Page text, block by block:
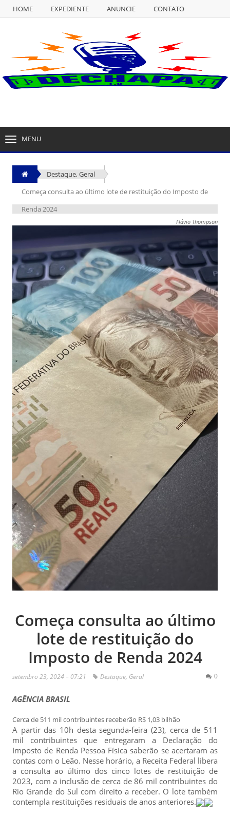
HOME EXPEDIENTE ANUNCIE
CONTATO
EXPEDIENTE ANUNCIE
MENU
Destaque,Geral
Começa consulta ao último lote de restituição do Imposto de
Renda 2024
Flávio Thompson
Começa consulta ao último
lote de restituição do
Imposto de Renda 2024
setembro 23, 2024 – 07:21 Destaque, Geral 0
AGÊNCIA BRASIL
Cerca de 511 mil contribuintes receberão R$ 1,03 bilhão
A partir das 10h desta segunda-feira (23), cerca de 511
mil contribuintes que entregaram a Declaração do
Imposto de Renda Pessoa Física saberão se acertaram as
contas com o Leão. Nesse horário, a Receita Federal libera
a consulta ao último dos cinco lotes de restituição de
2023, com a inclusão de cerca de 86 mil contribuintes do
Rio Grande do Sul com direito a receber. O lote também
contempla restituições residuais de anos anteriores.